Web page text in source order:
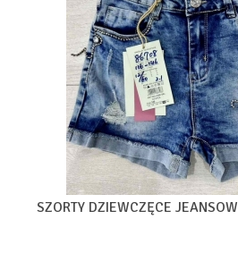
SZORTY DZIEWCZĘCE